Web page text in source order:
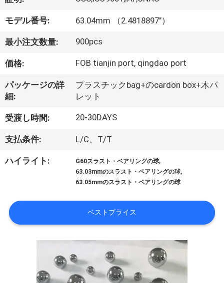
に
つ
て
旅
行
品
質
モデル番号: 63.04mm （2.4818897"）
最小注文数量: 900pcs
価格: FOB tianjin port, qingdao port
パッケージの詳
細:
プラスチックbag+のcardon box+木パ
レット
受渡し時間: 20-30DAYS
支払条件: L/C、T/T
ハイライト: G60スラスト・ベアリングの球,
63.03mmのスラスト・ベアリングの球,
63.05mmのスラスト・ベアリングの球
ベストプライス